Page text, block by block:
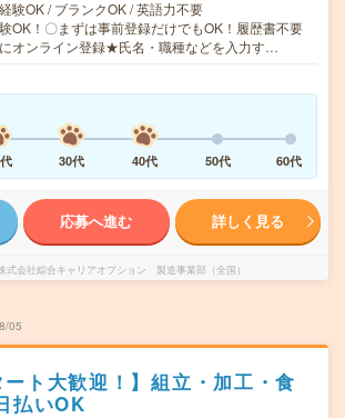
験OK / ブランクOK / 英語力不要
OK！〇まずは事前登録だけでもOK！履歴書不要
オンライン登録★氏名・職種などを入力す…
30代 40代 50代 60代
応募へ進む 詳しく見る
式会社綜合キャリアオプション 製造事業部（全国）
05
ート大歓迎！】組立・加工・食
払いOK